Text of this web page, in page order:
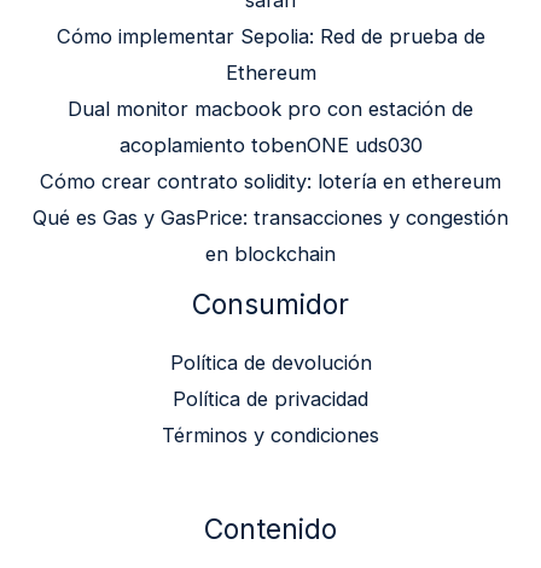
Cómo implementar Sepolia: Red de prueba de
Ethereum
Dual monitor macbook pro con estación de
acoplamiento tobenONE uds030
Cómo crear contrato solidity: lotería en ethereum
Qué es Gas y GasPrice: transacciones y congestión
en blockchain
Consumidor
Política de devolución
Política de privacidad
Términos y condiciones
Contenido